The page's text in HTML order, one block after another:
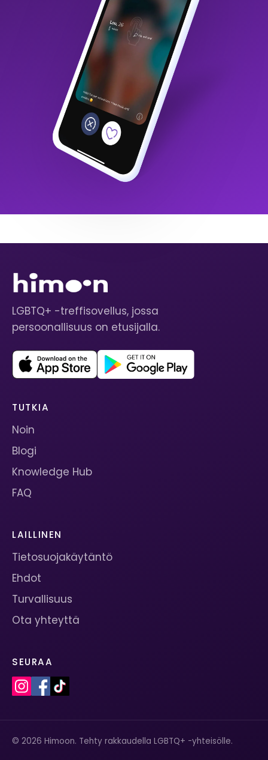
LGBTQ+ -treffisovellus, jossa
persoonallisuus on etusijalla.
TUTKIA
Noin
Blogi
Knowledge Hub
FAQ
LAILLINEN
Tietosuojakäytäntö
Ehdot
Turvallisuus
Ota yhteyttä
SEURAA
© 2026 Himoon. Tehty rakkaudella LGBTQ+ -yhteisölle.